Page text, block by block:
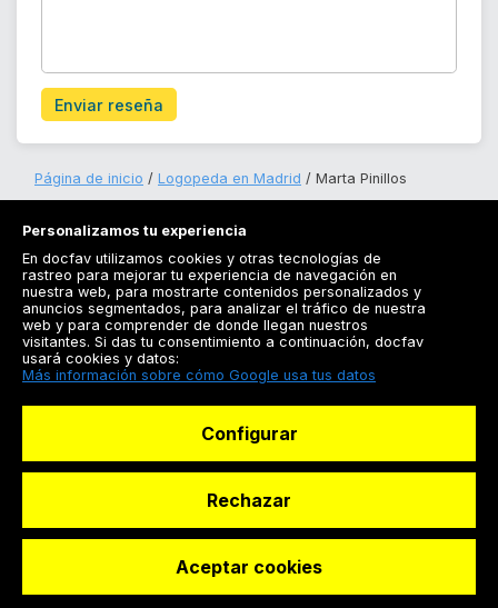
Solicitar reserva
Enviar reseña
Página de inicio Logopeda en Madrid Marta Pinillos
Registrarse
Docfav
© Dashboard Technologies S.L
Personalizamos tu experiencia
En docfav utilizamos cookies y otras tecnologías de
rastreo para mejorar tu experiencia de navegación en
nuestra web, para mostrarte contenidos personalizados y
anuncios segmentados, para analizar el tráfico de nuestra
web y para comprender de donde llegan nuestros
visitantes. Si das tu consentimiento a continuación, docfav
usará cookies y datos:
Más información sobre cómo Google usa tus datos
Configurar
Rechazar
Aceptar cookies